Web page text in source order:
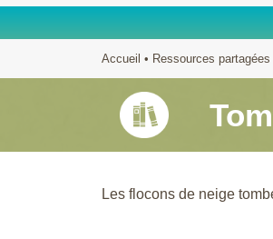
Accueil • Ressources partagées
Les flocons de neige